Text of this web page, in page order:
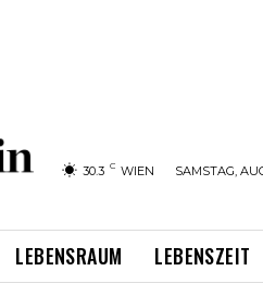
30.3 C WIEN SAMSTAG,
LEBENSRAUM LEBENSZEIT